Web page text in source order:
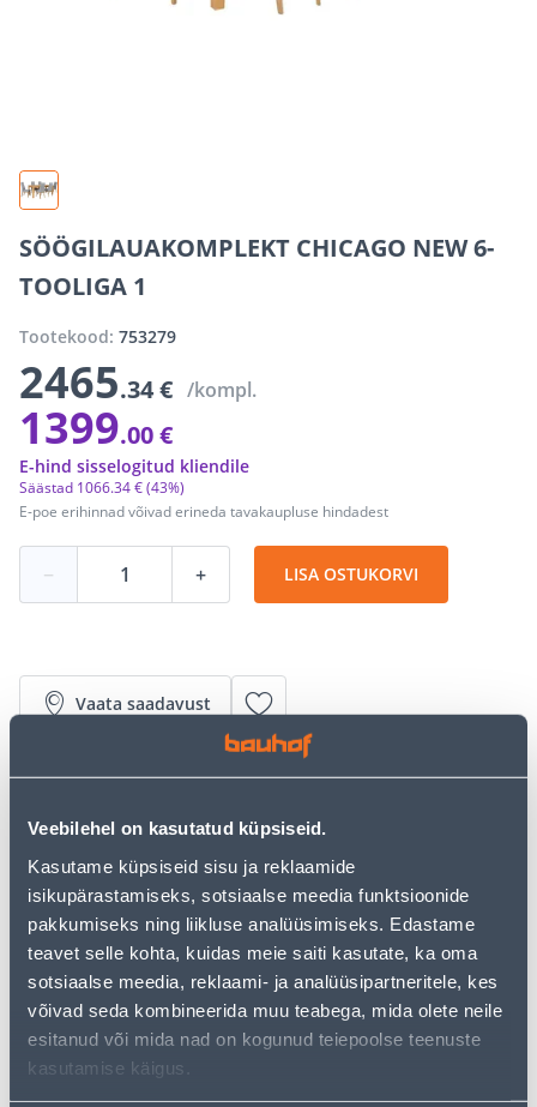
Veebilehel on kasutatud küpsiseid.
Kasutame küpsiseid sisu ja reklaamide
isikupärastamiseks, sotsiaalse meedia funktsioonide
pakkumiseks ning liikluse analüüsimiseks. Edastame
teavet selle kohta, kuidas meie saiti kasutate, ka oma
sotsiaalse meedia, reklaami- ja analüüsipartneritele, kes
võivad seda kombineerida muu teabega, mida olete neile
esitanud või mida nad on kogunud teiepoolse teenuste
kasutamise käigus.
SÖÖGILAUAKOMPLEKT CHICAGO NEW 6-
TOOLIGA 1
Tootekood: 753279
2465.34 € /kompl.
1399.00 €
E-poe erihinnad võivad erineda tavakaupluse hindadest
Säästad 1066.34 €(43%)
E-hind sisselogitud kliendile
− + LISA OSTUKORVI
Vaata saadavust
• HANKIJA LAOST TELLITAV TOODE
Järelmaksu kalkulaator
Kuumakse 410.89 €